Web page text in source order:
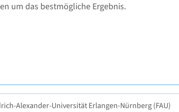
um das bestmögliche Ergebnis.
Alexander-Universität Erlangen-Nürnberg (FAU)